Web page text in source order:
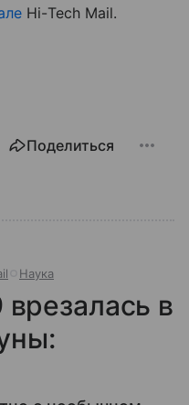
Hi-Tech Mail.
Поделиться
Наука
врезалась в